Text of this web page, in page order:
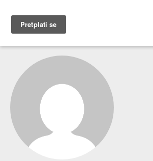
MUŽEVNI BUDITE